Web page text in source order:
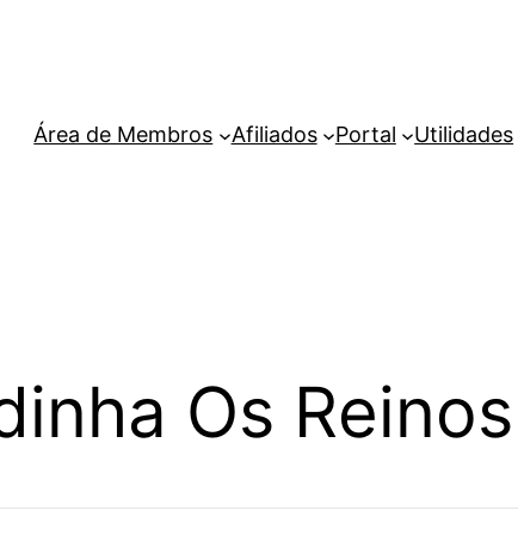
Área de Membros Afiliados Portal Utilidades
Os